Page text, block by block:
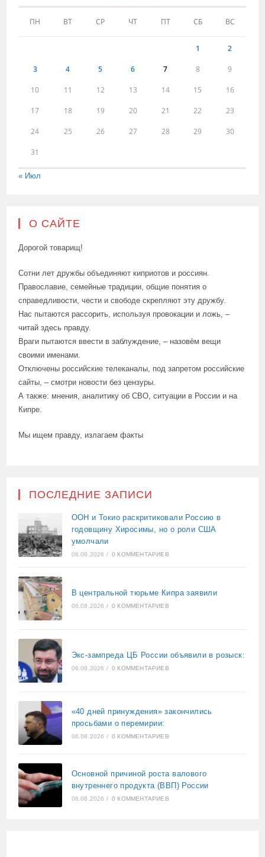
ПН ВТ СР ЧТ ПТ СБ ВС
1 2
3 4 5 6 7 8 9
10 11 12 13 14 15 16
17 18 19 20 21 22 23
24 25 26 27 28 29 30
31
« Июл
О САЙТЕ
Дорогой товарищ!
Сотни лет дружбы объединяют киприотов и россиян.
Православие, семейные традиции, общие понятия о
справедливости, чести и свободе скрепляют эту дружбу.
Нас пытаются рассорить, используя провокации и ложь, –
читай здесь правду.
Враги пытаются ввести в заблуждение, – назовём вещи
своими именами.
Отключены российские телеканалы, под запретом российские
сайты, – смотри новости без цензуры.
А также: мнения, аналитику об СВО, ситуации в России и на
Кипре.
Мы ищем правду, излагаем факты
ПОСЛЕДНИЕ ЗАПИСИ
ООН и Токио раскритиковали Россию в
годовщину Хиросимы, но о роли США
умолчали
06.08.2026 / 0 КОММЕНТАРИЕВ
В центральной тюрьме Кипра заявили
06.08.2026 / 0 КОММЕНТАРИЕВ
Экс-зампреда ЦБ России объявили в розыск:
06.08.2026 / 0 КОММЕНТАРИЕВ
«40 дней принуждения» закончились
просьбами о перемирии:
06.08.2026 / 0 КОММЕНТАРИЕВ
Основной причиной роста валового
внутреннего продукта (ВВП) России
06.08.2026 / 0 КОММЕНТАРИЕВ